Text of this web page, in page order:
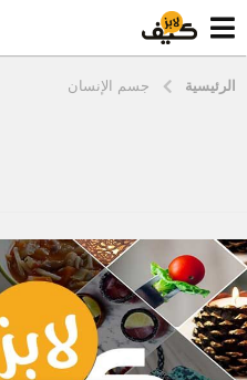
الرئيسية جسم الإنسان